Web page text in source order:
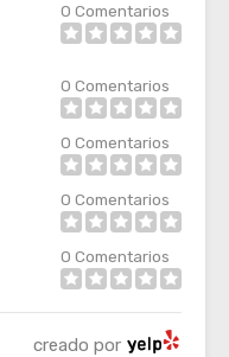
0 Comentarios
0 Comentarios
0 Comentarios
0 Comentarios
0 Comentarios
creado por